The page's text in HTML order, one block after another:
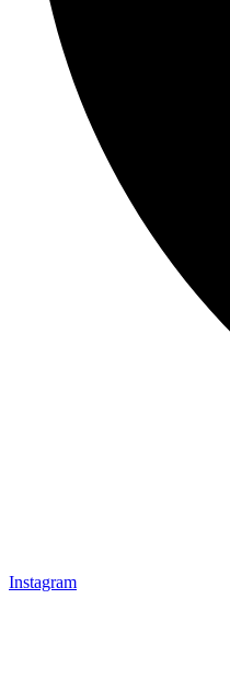
Instagram